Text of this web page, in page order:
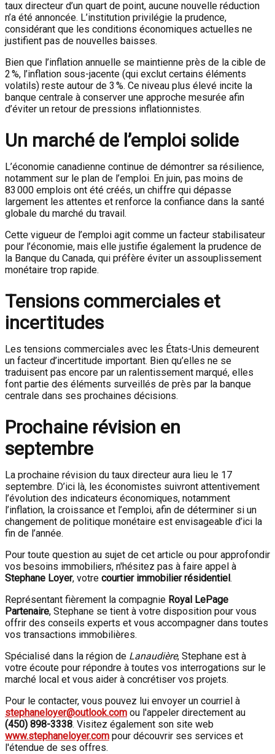
taux directeur d’un quart de point, aucune nouvelle réduction
n’a été annoncée. L’institution privilégie la prudence,
considérant que les conditions économiques actuelles ne
justifient pas de nouvelles baisses.
Bien que l’inflation annuelle se maintienne près de la cible de
2 %, l’inflation sous-jacente (qui exclut certains éléments
volatils) reste autour de 3 %. Ce niveau plus élevé incite la
banque centrale à conserver une approche mesurée afin
d’éviter un retour de pressions inflationnistes.
Un marché de l’emploi solide
L’économie canadienne continue de démontrer sa résilience,
notamment sur le plan de l’emploi. En juin, pas moins de
83 000 emplois ont été créés, un chiffre qui dépasse
largement les attentes et renforce la confiance dans la santé
globale du marché du travail.
Cette vigueur de l’emploi agit comme un facteur stabilisateur
pour l’économie, mais elle justifie également la prudence de
la Banque du Canada, qui préfère éviter un assouplissement
monétaire trop rapide.
Tensions commerciales et
incertitudes
Les tensions commerciales avec les États-Unis demeurent
un facteur d’incertitude important. Bien qu’elles ne se
traduisent pas encore par un ralentissement marqué, elles
font partie des éléments surveillés de près par la banque
centrale dans ses prochaines décisions.
Prochaine révision en
septembre
La prochaine révision du taux directeur aura lieu le 17
septembre. D’ici là, les économistes suivront attentivement
l’évolution des indicateurs économiques, notamment
l’inflation, la croissance et l’emploi, afin de déterminer si un
changement de politique monétaire est envisageable d’ici la
fin de l’année.
Pour toute question au sujet de cet article ou pour approfondir
vos besoins immobiliers, n'hésitez pas à faire appel à
Stephane Loyer, votre courtier immobilier résidentiel.
Représentant fièrement la compagnie Royal LePage
Partenaire, Stephane se tient à votre disposition pour vous
offrir des conseils experts et vous accompagner dans toutes
vos transactions immobilières.
Spécialisé dans la région de Lanaudière, Stephane est à
votre écoute pour répondre à toutes vos interrogations sur le
marché local et vous aider à concrétiser vos projets.
Pour le contacter, vous pouvez lui envoyer un courriel à
stephaneloyer@outlook.com ou l'appeler directement au
(450) 898-3338. Visitez également son site web
www.stephaneloyer.com pour découvrir ses services et
l'étendue de ses offres.